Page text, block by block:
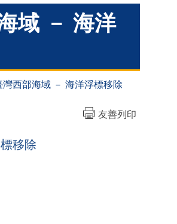
域 － 海洋
西部海域 － 海洋浮標移除
友善列印
移除